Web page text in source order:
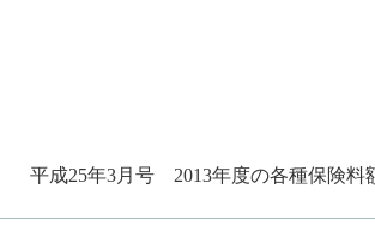
平成25年3月号 2013年度の各種保険